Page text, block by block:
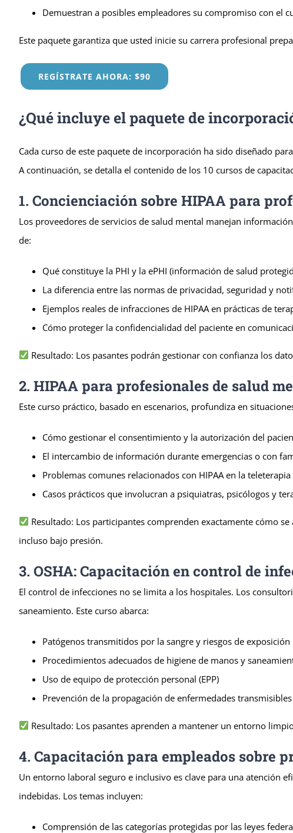
Demuestran a posibles empleadores su compromiso con el
Este paquete garantiza que usted inicie su carrera profesional
REGÍSTRATE AHORA: $90
¿Qué incluye el paquete de
Cada curso de este paquete de incorporación ha sido diseñado
A continuación, se detalla el contenido de los 10 cursos de
1. Concienciación sobre HIPAA para
Los proveedores de servicios de salud mental manejan
de:
Qué constituye la PHI y la ePHI (información de salud
La diferencia entre las normas de privacidad, seguridad y
Ejemplos reales de infracciones de HIPAA en prácticas de
Cómo proteger la confidencialidad del paciente en
Resultado: Los pasantes podrán gestionar con confianza los
2. HIPAA para profesionales de salud
Este curso práctico, basado en escenarios, profundiza en
Cómo gestionar el consentimiento y la autorización del
El intercambio de información durante emergencias o con
Problemas comunes relacionados con HIPAA en la
Casos prácticos que involucran a psiquiatras, psicólogos y
Resultado: Los participantes comprenden exactamente cómo
incluso bajo presión.
3. OSHA: Capacitación en control de
El control de infecciones no se limita a los hospitales. Los
saneamiento. Este curso abarca:
Patógenos transmitidos por la sangre y riesgos de exposición
Procedimientos adecuados de higiene de manos y
Uso de equipo de protección personal (EPP)
Prevención de la propagación de enfermedades
Resultado: Los pasantes aprenden a mantener un entorno
4. Capacitación para empleados sobre
Un entorno laboral seguro e inclusivo es clave para una atención
indebidas. Los temas incluyen:
Comprensión de las categorías protegidas por las leyes